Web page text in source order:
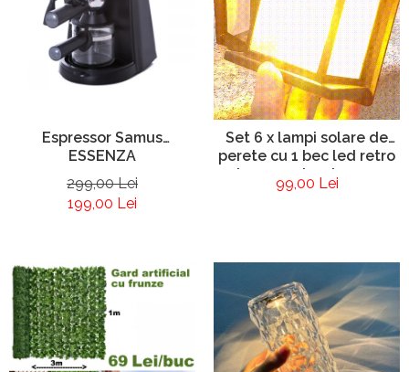
Espressor Samus
ESSENZA
299,00 Lei
199,00 Lei
Set 6 x lampi solare de
perete cu 1 bec led retro
si senzor de miscare -
LED
99,00 Lei